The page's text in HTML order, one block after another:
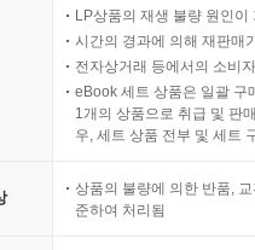
LP상품의 재생 불량 원인
시간의 경과에 의해 재판매
전자상거래 등에서의 소비
eBook 세트 상품은 일괄 구
1개의 상품으로 취급 및 판
우, 세트 상품 전부 및 세트
상품의 불량에 의한 반품,
준하여 처리됨